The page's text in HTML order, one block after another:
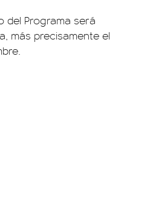
del Programa será
más precisamente el